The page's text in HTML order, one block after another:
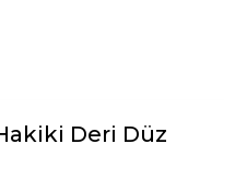
Deri Düz